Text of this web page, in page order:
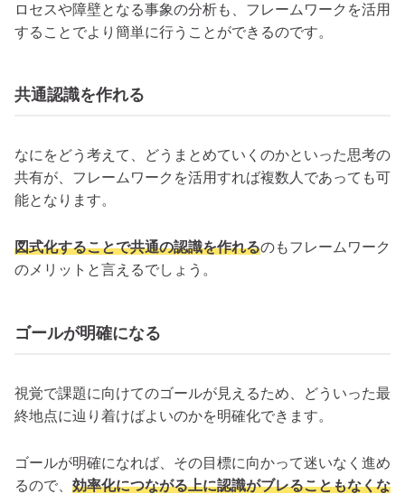
ロセスや障壁となる事象の分析も、フレームワークを活用
することでより簡単に行うことができるのです。
共通認識を作れる
なにをどう考えて、どうまとめていくのかといった思考の
共有が、フレームワークを活用すれば複数人であっても可
能となります。
図式化することで共通の認識を作れるのもフレームワーク
のメリットと言えるでしょう。
ゴールが明確になる
視覚で課題に向けてのゴールが見えるため、どういった最
終地点に辿り着けばよいのかを明確化できます。
ゴールが明確になれば、その目標に向かって迷いなく進め
るので、 効率化につながる上に認識がブレることもなくな